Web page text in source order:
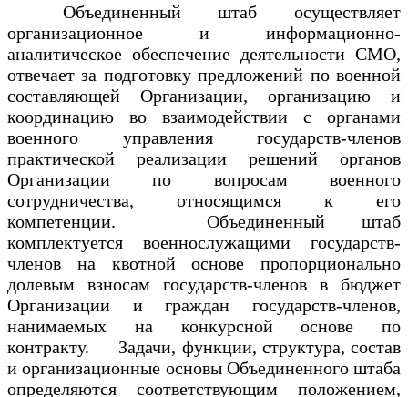
Объединенный штаб осуществляет
организационное и информационно-
аналитическое обеспечение деятельности СМО,
отвечает за подготовку предложений по военной
составляющей Организации, организацию и
координацию во взаимодействии с органами
военного управления государств-членов
практической реализации решений органов
Организации по вопросам военного
сотрудничества, относящимся к его
компетенции. Объединенный штаб
комплектуется военнослужащими государств-
членов на квотной основе пропорционально
долевым взносам государств-членов в бюджет
Организации и граждан государств-членов,
нанимаемых на конкурсной основе по
контракту. Задачи, функции, структура, состав
и организационные основы Объединенного штаба
определяются соответствующим положением,